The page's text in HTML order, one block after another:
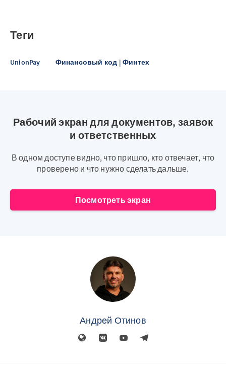
Теги
UnionPay Финансовый код | Финтех
Рабочий экран для документов, заявок
и ответственных
В одном доступе видно, что пришло, кто отвечает, что
проверено и что нужно сделать дальше.
Посмотреть экран
Андрей Отинов